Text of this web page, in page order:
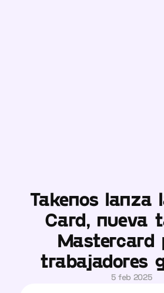
Takenos lanza
Card, nueva
Mastercard
trabajadores
5 feb 2025